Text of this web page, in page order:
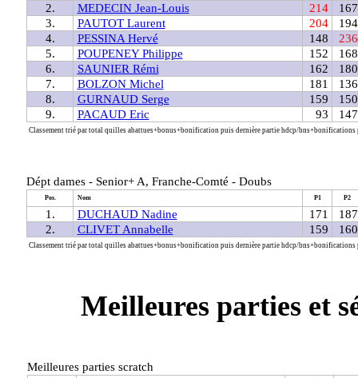
2.
MEDECIN Jean-Louis 214
167
3.
PAUTOT Laurent 204
194
4.
PESSINA Hervé 148
236
5.
POUPENEY Philippe 152
168
6.
SAUNIER Rémi 162
180
7.
BOLZON Michel 181
136
8.
GURNAUD Serge 159
150
9.
PACAUD Eric 93 147
Classement trié par total quilles abattues+bonus+bonification puis dernière partie hdcp/bns+bonifications
Dépt dames - Senior+ A, Franche-Comté - Doubs
Pos. Nom P1 P2
1. DUCHAUD Nadine 171
187
2.
CLIVET Annabelle 159 160
Classement trié par total quilles abattues+bonus+bonification puis dernière partie hdcp/bns+bonifications
Meilleures parties et
Meilleures parties scratch